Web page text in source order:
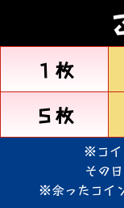
１枚
５枚
※コイ
その
※余ったコイ